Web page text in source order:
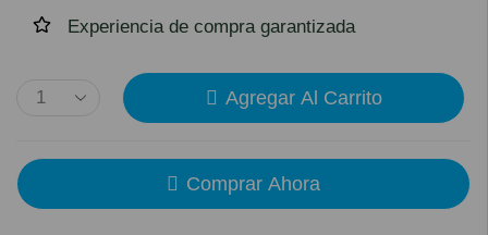
Experiencia de compra garantizada
Agregar Al Carrito
Comprar Ahora